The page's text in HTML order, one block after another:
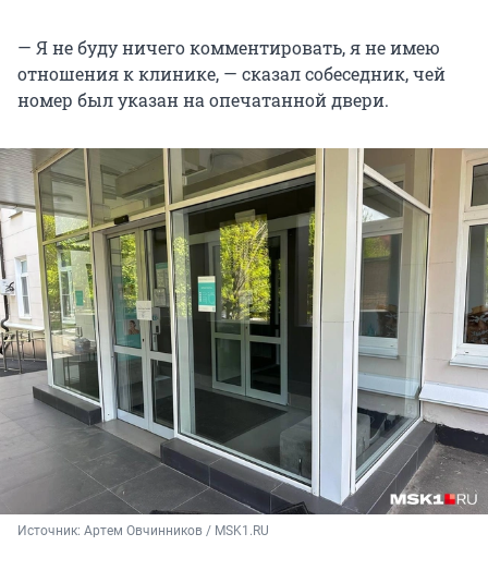
— Я не буду ничего комментировать, я не имею
отношения к клинике, — сказал собеседник, чей
номер был указан на опечатанной двери.
Источник: Артем Овчинников / MSK1.RU